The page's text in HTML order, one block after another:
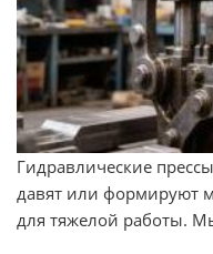
Гидравлические
давят или формируют
для тяжелой работы.